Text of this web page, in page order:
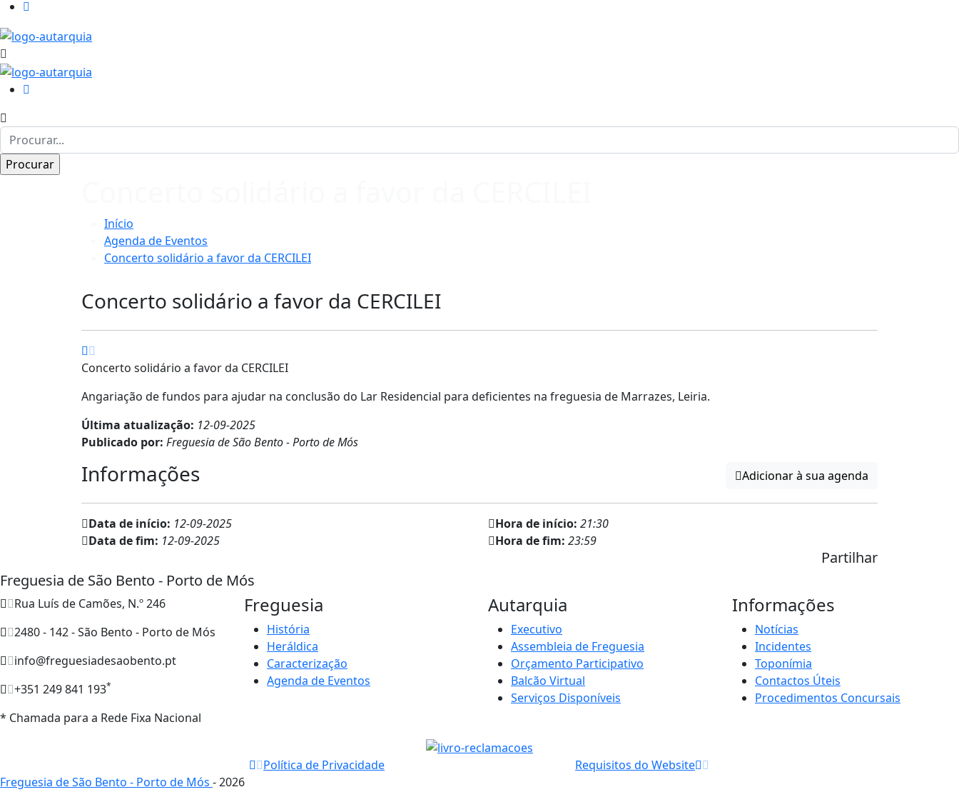
Início
Agenda de Eventos
Concerto solidário a favor da CERCILEI
Concerto solidário a favor da CERCILEI
Concerto solidário a favor da CERCILEI
Angariação de fundos para ajudar na conclusão do Lar Residencial para deficientes na freguesia de Marrazes, Leiria.
Última atualização: 12-09-2025
Publicado por: Freguesia de São Bento - Porto de Mós
Informações Adicionar à sua agenda
Data de início: 12-09-2025 Hora de início: 21:30
Data de fim: 12-09-2025 Hora de fim: 23:59
Partilhar
Freguesia de São Bento - Porto de Mós
Rua Luís de Camões, N.º 246
2480 - 142 - São Bento - Porto de Mós
info@freguesiadesaobento.pt
+351 249 841 193*
* Chamada para a Rede Fixa Nacional
Freguesia
História
Heráldica
Caracterização
Agenda de Eventos
Autarquia
Executivo
Assembleia de Freguesia
Orçamento Participativo
Balcão Virtual
Serviços Disponíveis
Informações
Notícias
Incidentes
Toponímia
Contactos Úteis
Procedimentos Concursais
Política de Privacidade
Requisitos do Website
Freguesia de São Bento - Porto de Mós - 2026